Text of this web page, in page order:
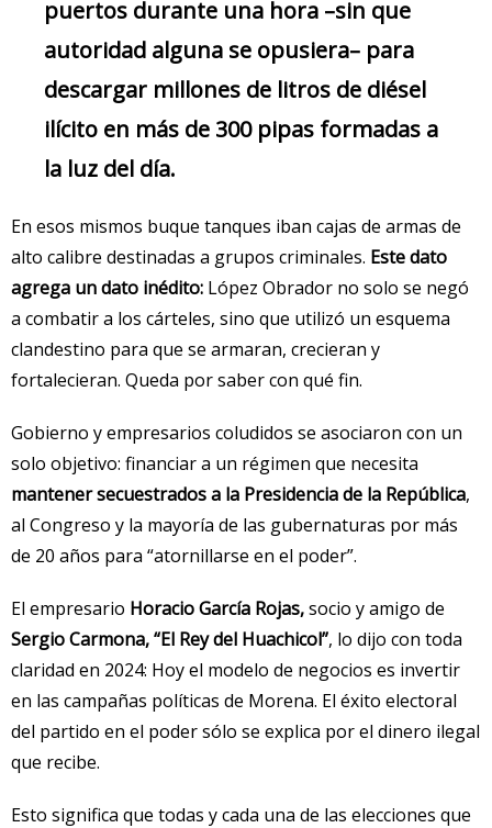
puertos durante una hora –sin que
autoridad alguna se opusiera– para
descargar millones de litros de diésel
ilícito en más de 300 pipas formadas a
la luz del día.
En esos mismos buque tanques iban cajas de armas de
alto calibre destinadas a grupos criminales. Este dato
agrega un dato inédito: López Obrador no solo se negó
a combatir a los cárteles, sino que utilizó un esquema
clandestino para que se armaran, crecieran y
fortalecieran. Queda por saber con qué fin.
Gobierno y empresarios coludidos se asociaron con un
solo objetivo: financiar a un régimen que necesita
mantener secuestrados a la Presidencia de la República,
al Congreso y la mayoría de las gubernaturas por más
de 20 años para “atornillarse en el poder”.
El empresario Horacio García Rojas,socio y amigo de
Sergio Carmona, “El Rey del Huachicol”, lo dijo con toda
claridad en 2024: Hoy el modelo de negocios es invertir
en las campañas políticas de Morena. El éxito electoral
del partido en el poder sólo se explica por el dinero ilegal
que recibe.
Esto significa que todas y cada una de las elecciones que